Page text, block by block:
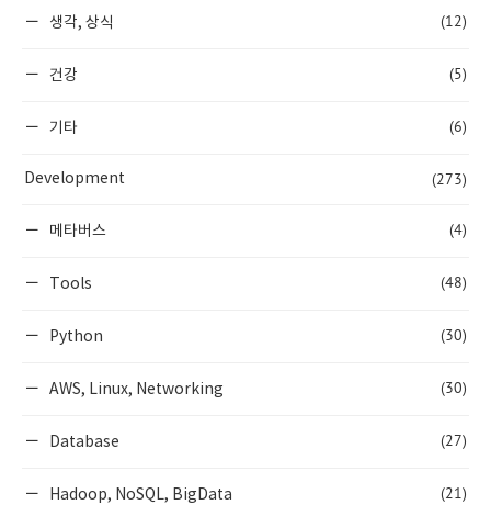
생각, 상식 (12)
건강 (5)
기타 (6)
Development (273)
메타버스 (4)
Tools (48)
Python (30)
AWS, Linux, Networking (30)
Database (27)
Hadoop, NoSQL, BigData (21)